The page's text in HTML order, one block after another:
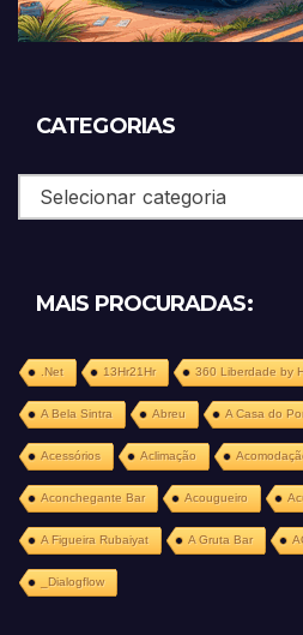
CATEGORIAS
Categorias
MAIS PROCURADAS:
.Net 13Hr21Hr 360 Liberdade by
A Bela Sintra Abreu A Casa do
Acessórios Aclimação
Aconchegante Bar Acougueiro
A Figueira Rubaiyat A Gruta Bar
_Dialogflow